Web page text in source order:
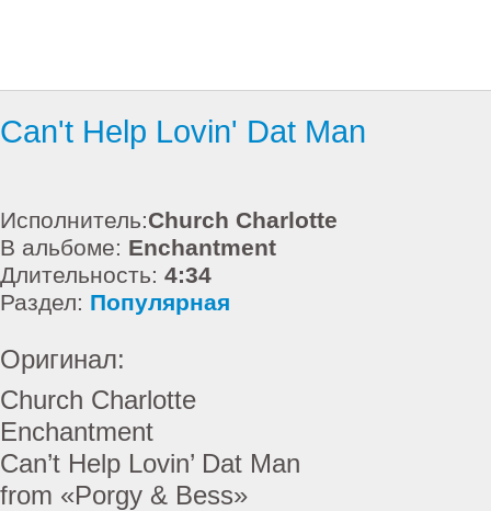
Can't Help Lovin' Dat Man
Исполнитель:Church Charlotte
В альбоме: Enchantment
Длительность: 4:34
Раздел: Популярная
Оригинал:
Church Charlotte
Enchantment
Can’t Help Lovin’ Dat Man
from «Porgy & Bess»